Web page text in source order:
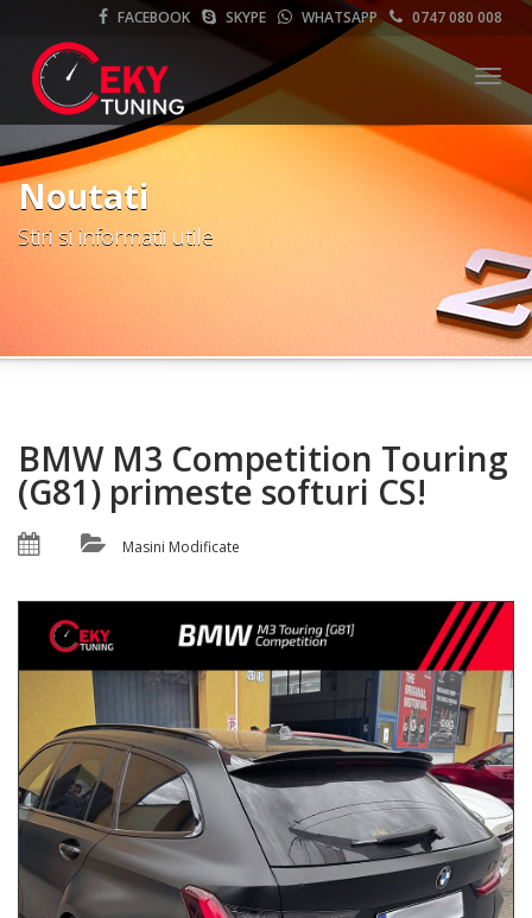
FACEBOOK SKYPE WHATSAPP 0747 080 008
Noutati
Stiri si informatii utile
BMW M3 Competition Touring
(G81) primeste softuri CS!
Masini Modificate